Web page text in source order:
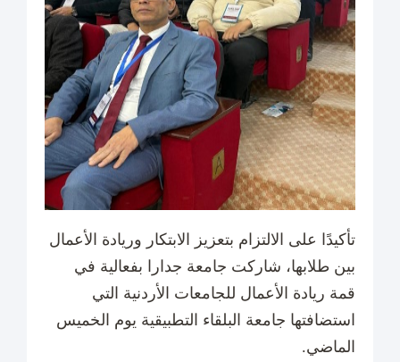
تأكيدًا على الالتزام بتعزيز الابتكار وريادة الأعمال
بين طلابها، شاركت جامعة جدارا بفعالية في
قمة ريادة الأعمال للجامعات الأردنية التي
استضافتها جامعة البلقاء التطبيقية يوم الخميس
الماضي.